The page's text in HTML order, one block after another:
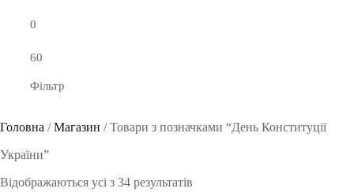
Фільтр
Головна / Магазин / Товари з позначками “День Конституції
України”
Відображаються усі з 34 результатів